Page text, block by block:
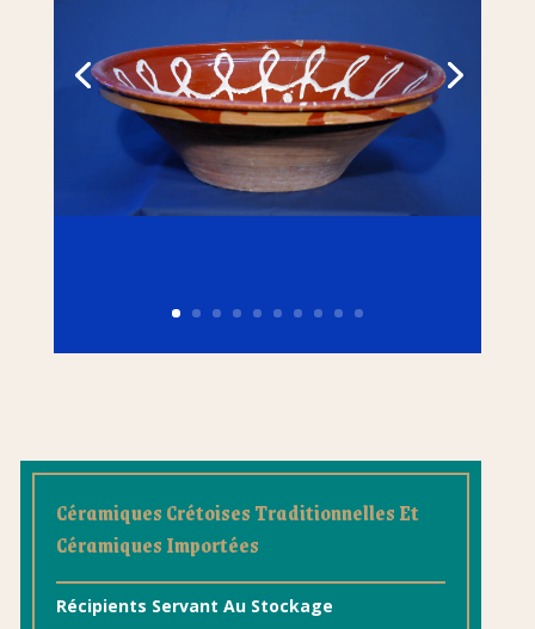
Céramiques Crétoises Traditionnelles Et
Céramiques Importées
Récipients Servant Au Stockage